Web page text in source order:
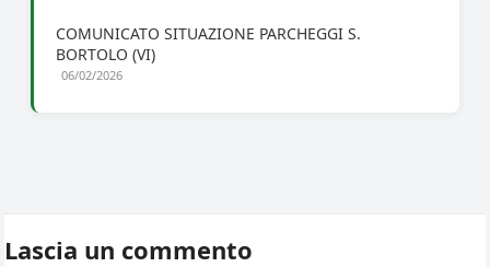
COMUNICATO SITUAZIONE PARCHEGGI S.
BORTOLO (VI)
06/02/2026
Lascia un commento